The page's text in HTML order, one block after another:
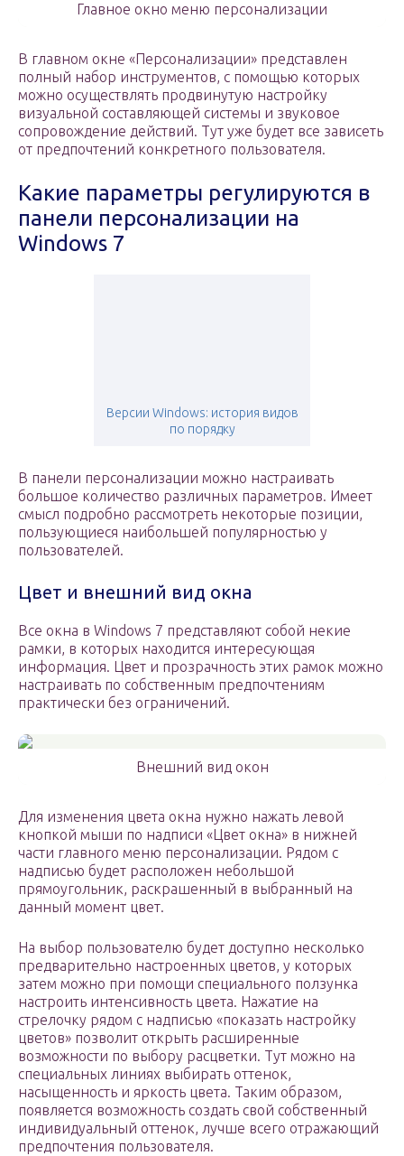
Главное окно меню персонализации
В главном окне «Персонализации» представлен
полный набор инструментов, с помощью которых
можно осуществлять продвинутую настройку
визуальной составляющей системы и звуковое
сопровождение действий. Тут уже будет все зависеть
от предпочтений конкретного пользователя.
Какие параметры регулируются в
панели персонализации на
Windows 7
Версии Windows: история видов
по порядку
В панели персонализации можно настраивать
большое количество различных параметров. Имеет
смысл подробно рассмотреть некоторые позиции,
пользующиеся наибольшей популярностью у
пользователей.
Цвет и внешний вид окна
Все окна в Windows 7 представляют собой некие
рамки, в которых находится интересующая
информация. Цвет и прозрачность этих рамок можно
настраивать по собственным предпочтениям
практически без ограничений.
Внешний вид окон
Для изменения цвета окна нужно нажать левой
кнопкой мыши по надписи «Цвет окна» в нижней
части главного меню персонализации. Рядом с
надписью будет расположен небольшой
прямоугольник, раскрашенный в выбранный на
данный момент цвет.
На выбор пользователю будет доступно несколько
предварительно настроенных цветов, у которых
затем можно при помощи специального ползунка
настроить интенсивность цвета. Нажатие на
стрелочку рядом с надписью «показать настройку
цветов» позволит открыть расширенные
возможности по выбору расцветки. Тут можно на
специальных линиях выбирать оттенок,
насыщенность и яркость цвета. Таким образом,
появляется возможность создать свой собственный
индивидуальный оттенок, лучше всего отражающий
предпочтения пользователя.